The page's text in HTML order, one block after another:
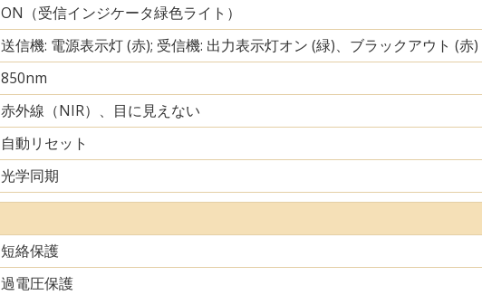
ON（受信インジケータ緑色ライト）
送信機: 電源表示灯 (赤); 受信機: 出力表示灯オン (緑)、ブラックアウト (赤)
850nm
赤外線（NIR）、目に見えない
自動リセット
光学同期
短絡保護
過電圧保護